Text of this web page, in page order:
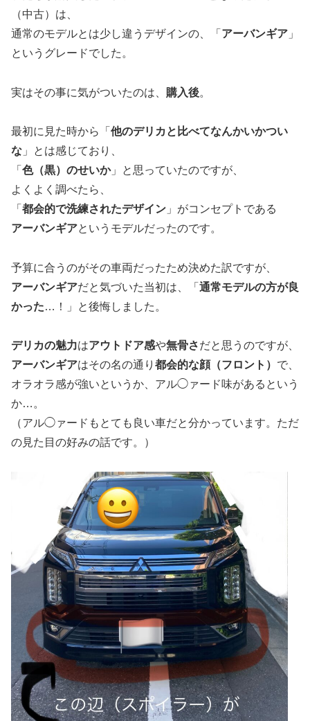
（中古）は、
通常のモデルとは少し違うデザインの、「 アーバンギア 」
というグレードでした。
実はその事に気がついたのは、 購入後。
最初に見た時から「 他のデリカと比べてなんかいかつい
な 」とは感じており、
「 色（黒）のせいか」と思っていたのですが、
よくよく調べたら、
「 都会的で洗練されたデザイン 」がコンセプトである
アーバンギアというモデルだったのです。
予算に合うのがその車両だったため決めた訳ですが、
アーバンギアだと気づいた当初は、「 通常モデルの方が良
かった…！」と後悔しました。
デリカの魅力はアウトドア感や無骨さだと思うのですが、
アーバンギアはその名の通り 都会的な顔（フロント） で、
オラオラ感が強いというか、アル◯ァード味があるという
か…。
（アル◯ァードもとても良い車だと分かっています。ただ
の見た目の好みの話です。）